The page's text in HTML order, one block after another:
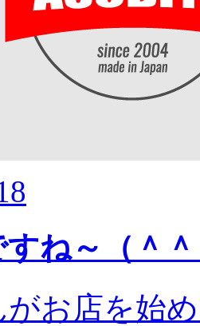
ね～（＾
がお店を始